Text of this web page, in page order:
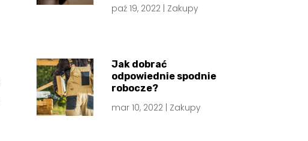
paź 19, 2022 Zakupy
Jak dobrać
odpowiednie spodnie
robocze?
mar 10, 2022 Zakupy